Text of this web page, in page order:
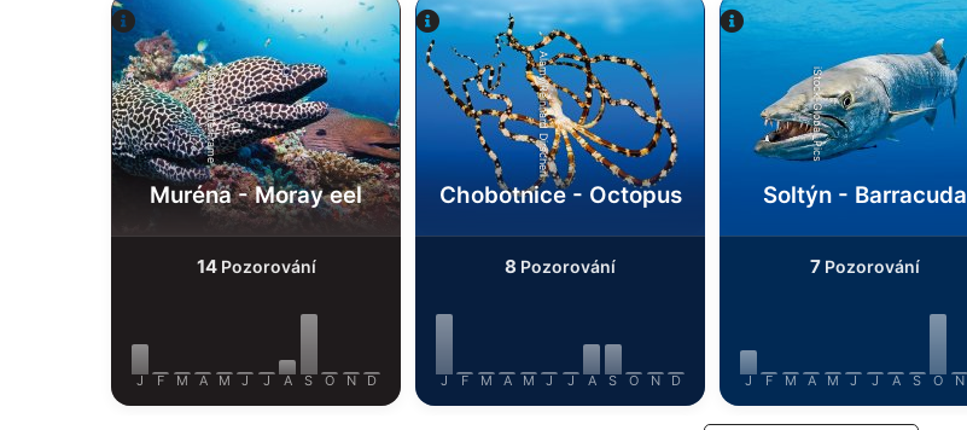
Alamy-WaterFrame
Muréna - Moray eel
14Pozorování
J F M A M J J A S O N D
Alamy/Reinhard Dirscherl
Chobotnice - Octopus
8 Pozorování
J F M A M J J A S O N D
iStock-Global_Pics
Soltýn - Barracuda
7Pozorování
J F M A M J J A S O N